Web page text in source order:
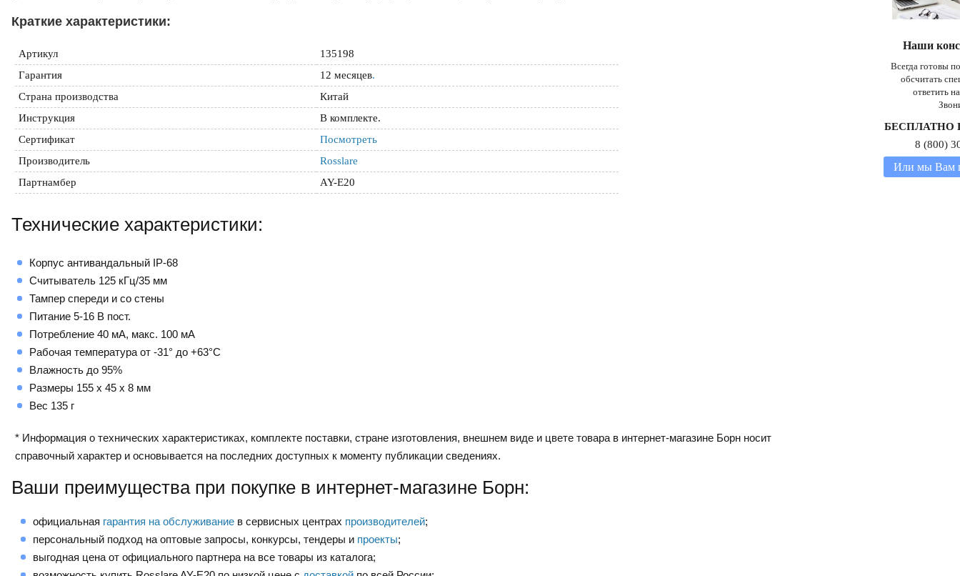
Краткие характеристики:
Артикул
135198
Гарантия
12 месяцев.
Страна производства
Китай
Инструкция
В комплекте.
Сертификат
Посмотреть
Производитель
Rosslare
Партнамбер
AY-E20
Технические характеристики:
Корпус антивандальный IP-68
Считыватель 125 кГц/35 мм
Тампер спереди и со стены
Питание 5-16 В пост.
Потребление 40 мА, макс. 100 мА
Рабочая температура от -31° до +63°С
Влажность до 95%
Размеры 155 х 45 х 8 мм
Вес 135 г
* Информация о технических характеристиках, комплекте поставки, стране изготовления, внешнем виде и цвете товара в интернет-магазине Борн носит
справочный характер и основывается на последних доступных к моменту публикации сведениях.
Ваши преимущества при покупке в интернет-магазине Борн:
официальная гарантия на обслуживание в сервисных центрах производителей;
персональный подход на оптовые запросы, конкурсы, тендеры и проекты;
выгодная цена от официального партнера на все товары из каталога;
Наши
Всегда готовы
обсчитать
ответить
БЕСПЛАТНО
8 (800)
Или мы Вам